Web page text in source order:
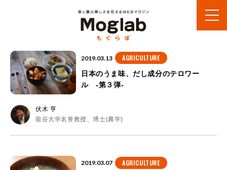
2019.03.13 AGRICULTURE
日本のうま味、だし成分のテロワー
ル -第３弾-
伏木 亨
龍谷大学名誉教授、博士(農学)
2019.03.07 AGRICULTURE